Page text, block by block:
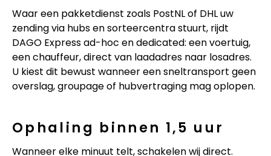
Waar een pakketdienst zoals PostNL of DHL uw
zending via hubs en sorteercentra stuurt, rijdt
DAGO Express ad-hoc en dedicated: een voertuig,
een chauffeur, direct van laadadres naar losadres.
U kiest dit bewust wanneer een sneltransport geen
overslag, groupage of hubvertraging mag oplopen.
Ophaling binnen 1,5 uur
Wanneer elke minuut telt, schakelen wij direct.